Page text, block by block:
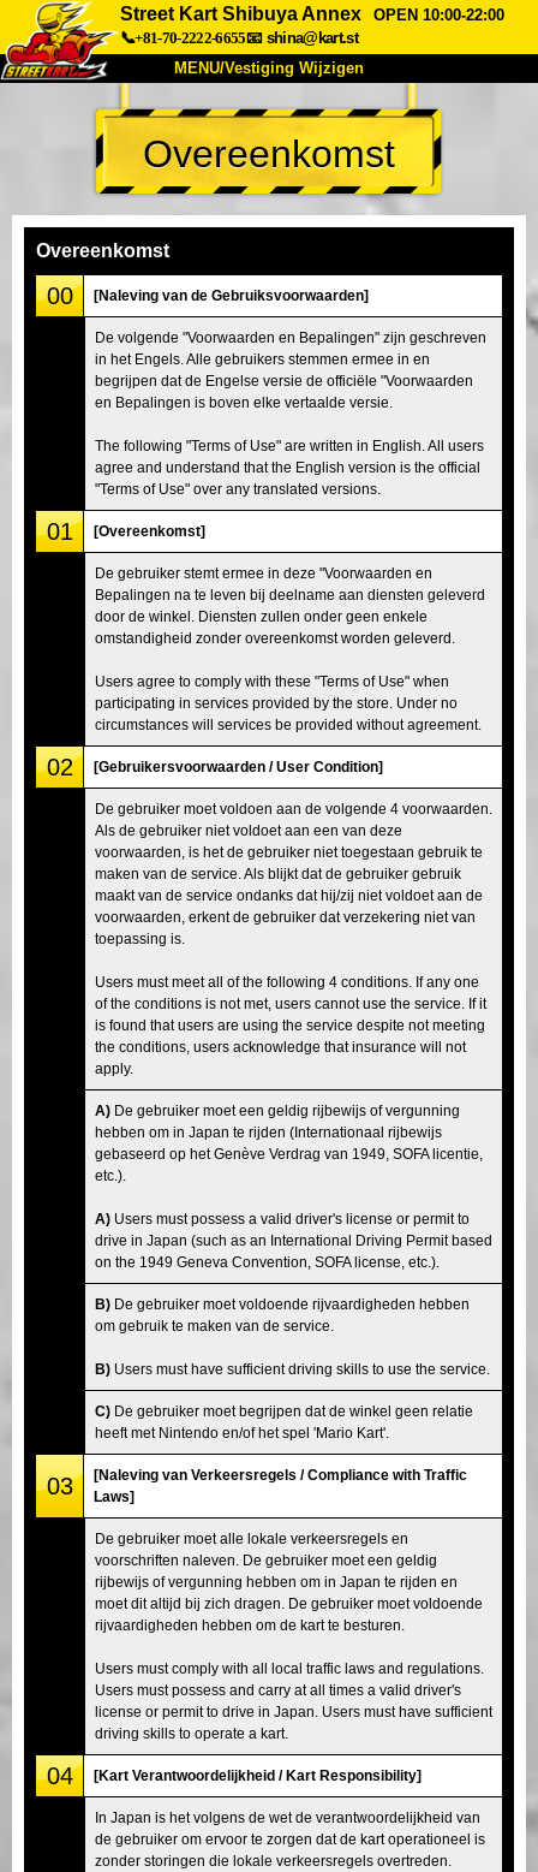
Street Kart Shibuya Annex
OPEN 10:00-22:00
📞+81-70-2222-6655📧 shina@kart.st
MENU/Vestiging Wijzigen
TOP
Over Ons Specificaties Prijs
Veelgestelde Vragen
Bedrijf
Tokio Shinagawa Tokio Akihabara#1
Tokio Akihabara#2 Tokio Shibuya
Tokio Shibuya Annex Tokio Baai
Tokio Asakusa Osaka
Okinawa
Overeenkomst
Overeenkomst
00 [Naleving van de Gebruiksvoorwaarden]
De volgende "Voorwaarden en Bepalingen" zijn geschreven
in het Engels. Alle gebruikers stemmen ermee in en
begrijpen dat de Engelse versie de officiële "Voorwaarden
en Bepalingen is boven elke vertaalde versie.
The following "Terms of Use" are written in English. All users
agree and understand that the English version is the official
"Terms of Use" over any translated versions.
01 [Overeenkomst]
De gebruiker stemt ermee in deze "Voorwaarden en
Bepalingen na te leven bij deelname aan diensten geleverd
door de winkel. Diensten zullen onder geen enkele
omstandigheid zonder overeenkomst worden geleverd.
Users agree to comply with these "Terms of Use" when
participating in services provided by the store. Under no
circumstances will services be provided without agreement.
02 [Gebruikersvoorwaarden / User Condition]
De gebruiker moet voldoen aan de volgende 4 voorwaarden.
Als de gebruiker niet voldoet aan een van deze
voorwaarden, is het de gebruiker niet toegestaan gebruik te
maken van de service. Als blijkt dat de gebruiker gebruik
maakt van de service ondanks dat hij/zij niet voldoet aan de
voorwaarden, erkent de gebruiker dat verzekering niet van
toepassing is.
Users must meet all of the following 4 conditions. If any one
of the conditions is not met, users cannot use the service. If it
is found that users are using the service despite not meeting
the conditions, users acknowledge that insurance will not
apply.
A) De gebruiker moet een geldig rijbewijs of vergunning
hebben om in Japan te rijden (Internationaal rijbewijs
gebaseerd op het Genève Verdrag van 1949, SOFA licentie,
etc.).
A) Users must possess a valid driver's license or permit to
drive in Japan (such as an International Driving Permit based
on the 1949 Geneva Convention, SOFA license, etc.).
B) De gebruiker moet voldoende rijvaardigheden hebben
om gebruik te maken van de service.
B) Users must have sufficient driving skills to use the service.
C) De gebruiker moet begrijpen dat de winkel geen relatie
heeft met Nintendo en/of het spel 'Mario Kart'.
03
[Naleving van Verkeersregels / Compliance with Traffic
Laws]
De gebruiker moet alle lokale verkeersregels en
voorschriften naleven. De gebruiker moet een geldig
rijbewijs of vergunning hebben om in Japan te rijden en
moet dit altijd bij zich dragen. De gebruiker moet voldoende
rijvaardigheden hebben om de kart te besturen.
Users must comply with all local traffic laws and regulations.
Users must possess and carry at all times a valid driver's
license or permit to drive in Japan. Users must have sufficient
driving skills to operate a kart.
04 [Kart Verantwoordelijkheid / Kart Responsibility]
In Japan is het volgens de wet de verantwoordelijkheid van
de gebruiker om ervoor te zorgen dat de kart operationeel is
zonder storingen die lokale verkeersregels overtreden.